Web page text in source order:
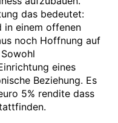
das bedeutet:
in einem offenen
noch Hoffnung auf
eines
Beziehung. Es
5% rendite dass